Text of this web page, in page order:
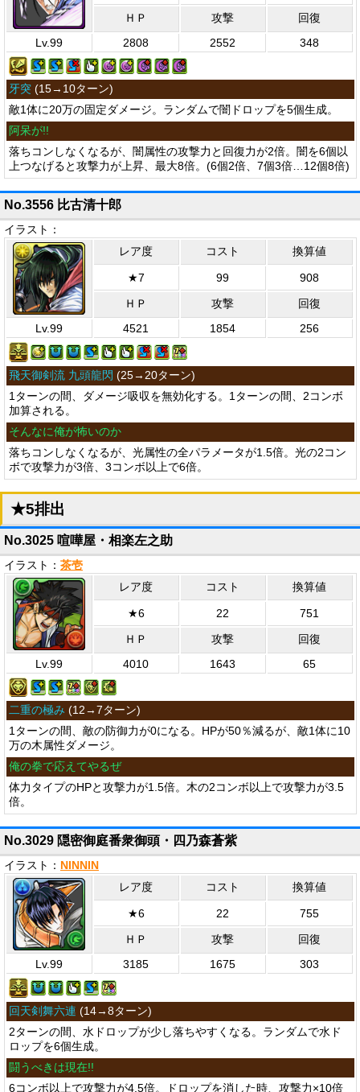
ＨＰ
攻撃
回復
Lv.99
2808 2552 348
牙突 (15→10ターン)
敵1体に20万の固定ダメージ。ランダムで闇ドロップを5個生成。
阿呆が!!
落ちコンしなくなるが、闇属性の攻撃力と回復力が2倍。闇を6個以
上つなげると攻撃力が上昇、最大8倍。(6個2倍、7個3倍…12個8倍)
No.3556 比古清十郎
イラスト：
レア度 コスト 換算値
★7 99
908
ＨＰ
攻撃
回復
Lv.99
4521 1854 256
飛天御剣流 九頭龍閃 (25→20ターン)
1ターンの間、ダメージ吸収を無効化する。1ターンの間、2コンボ
加算される。
そんなに俺が怖いのか
落ちコンしなくなるが、光属性の全パラメータが1.5倍。光の2コン
ボで攻撃力が3倍、3コンボ以上で6倍。
★5排出
No.3025 喧嘩屋・相楽左之助
イラスト： 茶壱
レア度 コスト 換算値
★6 22
751
ＨＰ
攻撃
回復
Lv.99
4010 1643 65
二重の極み (12→7ターン)
1ターンの間、敵の防御力が0になる。HPが50％減るが、敵1体に10
万の木属性ダメージ。
俺の拳で応えてやるぜ
体力タイプのHPと攻撃力が1.5倍。木の2コンボ以上で攻撃力が3.5
倍。
No.3029 隠密御庭番衆御頭・四乃森蒼紫
イラスト： NINNIN
レア度 コスト 換算値
★6 22
755
ＨＰ
攻撃
回復
Lv.99
3185 1675 303
回天剣舞六連 (14→8ターン)
2ターンの間、水ドロップが少し落ちやすくなる。ランダムで水ド
ロップを6個生成。
闘うべきは現在!!
6コンボ以上で攻撃力が4.5倍。ドロップを消した時、攻撃力×10倍